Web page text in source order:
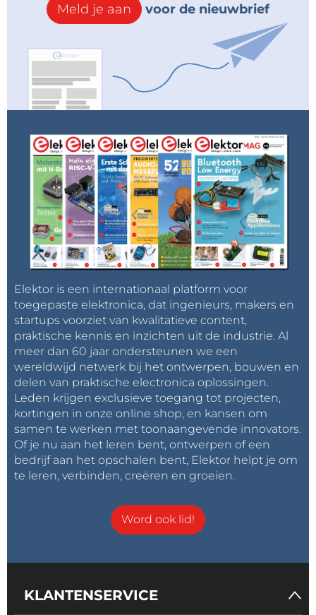
Meld je aan voor de nieuwbrief
Elektor is een internationaal platform voor
toegepaste elektronica, dat ingenieurs, makers en
startups voorziet van kwalitatieve content,
praktische kennis en inzichten uit de industrie. Al
meer dan 60 jaar ondersteunen we een
wereldwijd netwerk bij het ontwerpen, bouwen en
delen van praktische electronica oplossingen.
Leden krijgen exclusieve toegang tot projecten,
kortingen in onze online shop, en kansen om
samen te werken met toonaangevende innovators.
Of je nu aan het leren bent, ontwerpen of een
bedrijf aan het opschalen bent, Elektor helpt je om
te leren, verbinden, creëren en groeien.
Word ook lid!
KLANTENSERVICE